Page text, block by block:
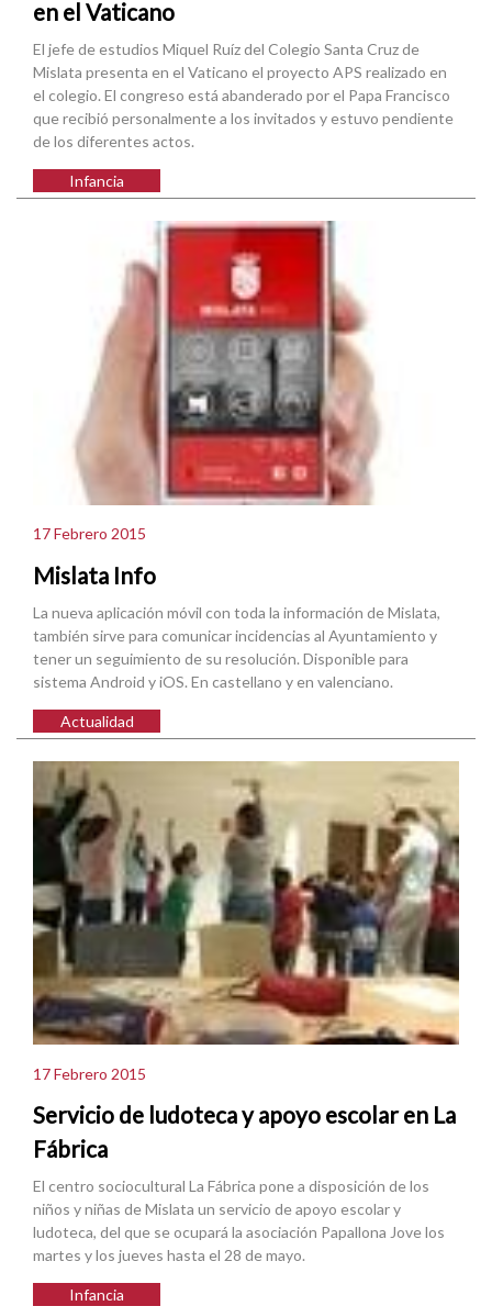
en el Vaticano
El jefe de estudios Miquel Ruíz del Colegio Santa Cruz de
Mislata presenta en el Vaticano el proyecto APS realizado en
el colegio. El congreso está abanderado por el Papa Francisco
que recibió personalmente a los invitados y estuvo pendiente
de los diferentes actos.
Infancia
17 Febrero 2015
Mislata Info
La nueva aplicación móvil con toda la información de Mislata,
también sirve para comunicar incidencias al Ayuntamiento y
tener un seguimiento de su resolución. Disponible para
sistema Android y iOS. En castellano y en valenciano.
Actualidad
17 Febrero 2015
Servicio de ludoteca y apoyo escolar en La
Fábrica
El centro sociocultural La Fábrica pone a disposición de los
niños y niñas de Mislata un servicio de apoyo escolar y
ludoteca, del que se ocupará la asociación Papallona Jove los
martes y los jueves hasta el 28 de mayo.
Infancia